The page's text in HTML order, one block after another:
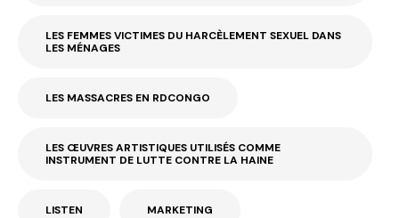
LES FEMMES VICTIMES DU HARCÈLEMENT SEXUEL DANS
LES MÉNAGES
LES MASSACRES EN RDCONGO
LES ŒUVRES ARTISTIQUES UTILISÉS COMME
INSTRUMENT DE LUTTE CONTRE LA HAINE
LISTEN MARKETING